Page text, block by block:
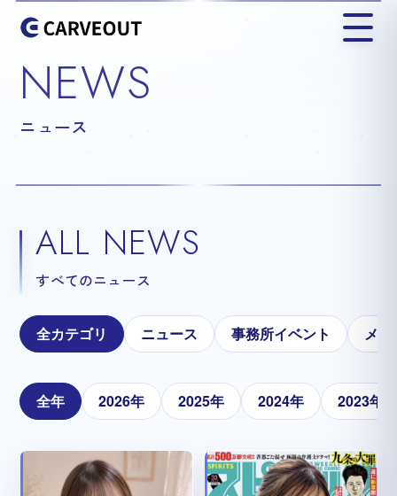
NEWS
ニュース
ALL NEWS
すべてのニュース
全カテゴリ ニュース 事務所イベント メ
全年 2026年 2025年 2024年 2023年